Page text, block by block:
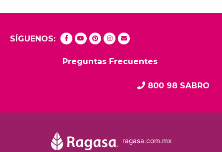
SÍGUENOS:
Preguntas Frecuentes
800 98 SABRO
ragasa.com.mx